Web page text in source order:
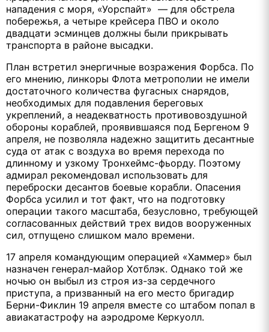
нападения с моря, «Уорспайт» — для обстрела
побережья, а четыре крейсера ПВО и около
двадцати эсминцев должны были прикрывать
транспорта в районе высадки.
План встретил энергичные возражения Форбса. По
его мнению, линкоры Флота метрополии не имели
достаточного количества фугасных снарядов,
необходимых для подавления береговых
укреплений, а неадекватность противовоздушной
обороны кораблей, проявившаяся под Бергеном 9
апреля, не позволяла надежно защитить десантные
суда от атак с воздуха во время перехода по
длинному и узкому Тронхеймс-фьорду. Поэтому
адмирал рекомендовал использовать для
переброски десантов боевые корабли. Опасения
Форбса усилил и тот факт, что на подготовку
операции такого масштаба, безусловно, требующей
согласованных действий трех видов вооруженных
сил, отпущено слишком мало времени.
17 апреля командующим операцией «Хаммер» был
назначен генерал-майор Хотблэк. Однако той же
ночью он выбыл из строя из-за сердечного
приступа, а призванный на его место бригадир
Берни-Фиклин 19 апреля вместе со штабом попал в
авиакатастрофу на аэродроме Керкуолл.